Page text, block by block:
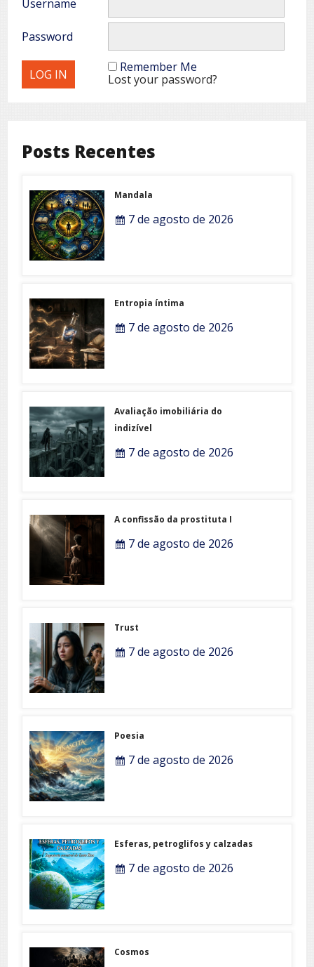
Username
Password
Remember Me
Lost your password?
Posts Recentes
Mandala
7 de agosto de 2026
Entropia íntima
7 de agosto de 2026
Avaliação imobiliária do
indizível
7 de agosto de 2026
A confissão da prostituta I
7 de agosto de 2026
Trust
7 de agosto de 2026
Poesia
7 de agosto de 2026
Esferas, petroglifos y calzadas
7 de agosto de 2026
Cosmos